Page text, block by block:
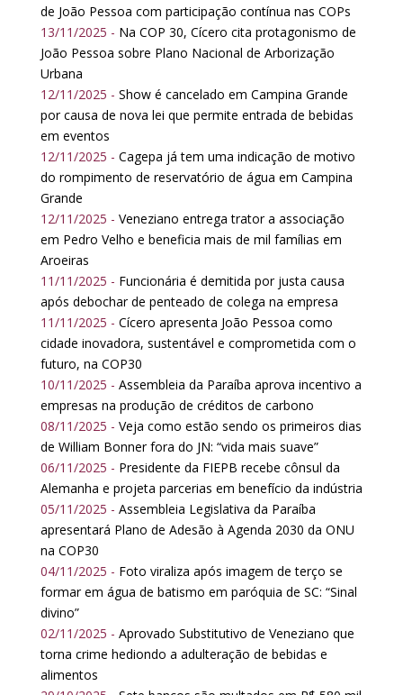
de João Pessoa com participação contínua nas COPs
13/11/2025 - Na COP 30, Cícero cita protagonismo de
João Pessoa sobre Plano Nacional de Arborização
Urbana
12/11/2025 - Show é cancelado em Campina Grande
por causa de nova lei que permite entrada de bebidas
em eventos
12/11/2025 - Cagepa já tem uma indicação de motivo
do rompimento de reservatório de água em Campina
Grande
12/11/2025 - Veneziano entrega trator a associação
em Pedro Velho e beneficia mais de mil famílias em
Aroeiras
11/11/2025 - Funcionária é demitida por justa causa
após debochar de penteado de colega na empresa
11/11/2025 - Cícero apresenta João Pessoa como
cidade inovadora, sustentável e comprometida com o
futuro, na COP30
10/11/2025 - Assembleia da Paraíba aprova incentivo a
empresas na produção de créditos de carbono
08/11/2025 - Veja como estão sendo os primeiros dias
de William Bonner fora do JN: “vida mais suave”
06/11/2025 - Presidente da FIEPB recebe cônsul da
Alemanha e projeta parcerias em benefício da indústria
05/11/2025 - Assembleia Legislativa da Paraíba
apresentará Plano de Adesão à Agenda 2030 da ONU
na COP30
04/11/2025 - Foto viraliza após imagem de terço se
formar em água de batismo em paróquia de SC: “Sinal
divino”
02/11/2025 - Aprovado Substitutivo de Veneziano que
torna crime hediondo a adulteração de bebidas e
alimentos